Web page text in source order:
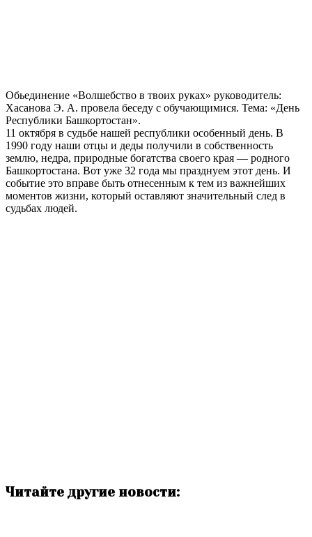
Обьединение «Волшебство в твоих руках» руководитель:
Хасанова Э. А. провела беседу с обучающимися. Тема: «День
Республики Башкортостан».
11 октября в судьбе нашей республики особенный день. В
1990 году наши отцы и деды получили в собственность
землю, недра, природные богатства своего края — родного
Башкортостана. Вот уже 32 года мы празднуем этот день. И
событие это вправе быть отнесенным к тем из важнейших
моментов жизни, который оставляют значительный след в
судьбах людей.
Читайте другие новости: